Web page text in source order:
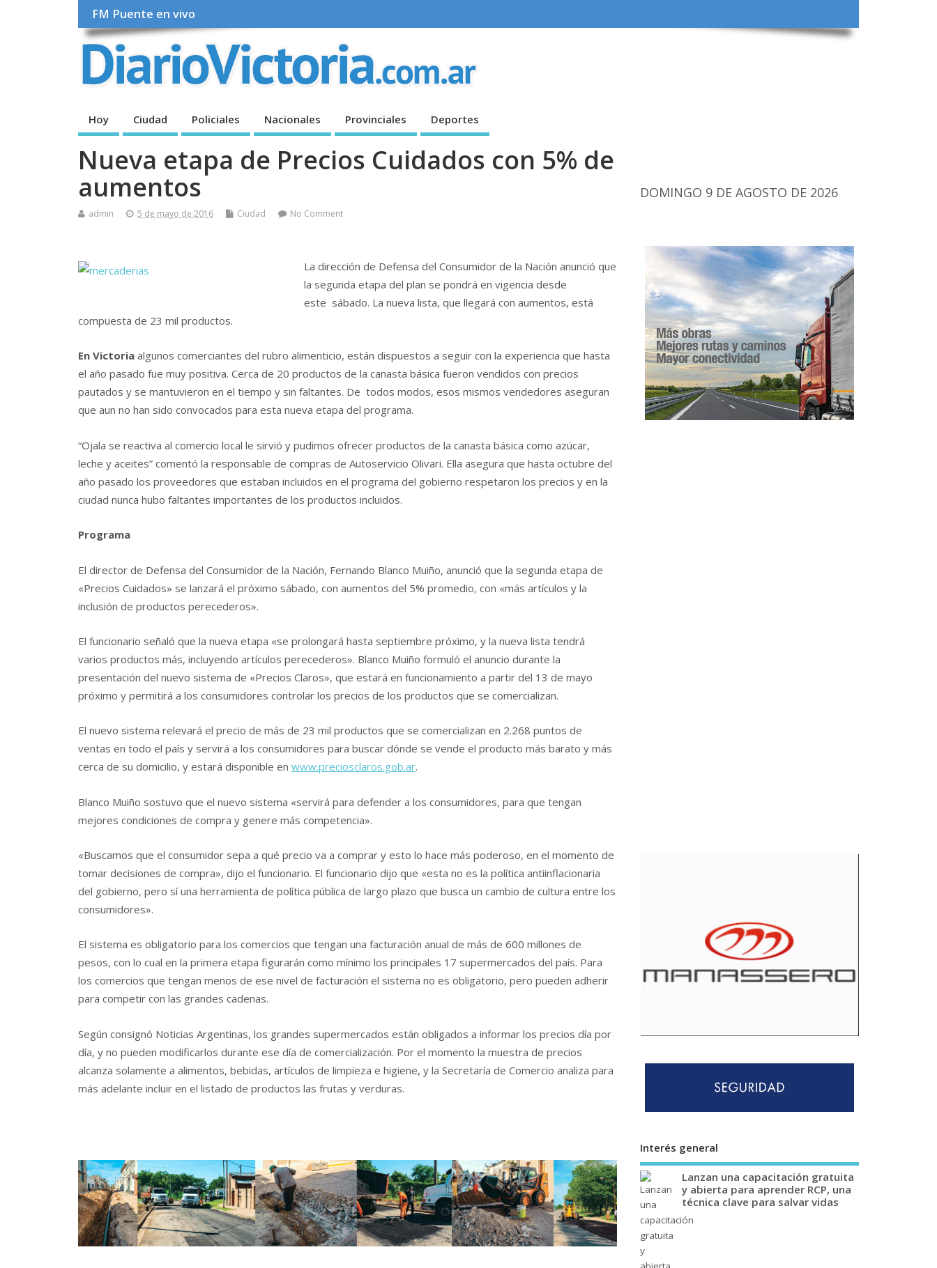
FM Puente en vivo
Hoy Ciudad Policiales Nacionales Provinciales Deportes
Nueva etapa de Precios Cuidados con 5% de
aumentos
admin 5 de mayo de 2016 Ciudad No Comment
La dirección de Defensa del Consumidor de la Nación anunció que
la segunda etapa del plan se pondrá en vigencia desde
este sábado. La nueva lista, que llegará con aumentos, está
compuesta de 23 mil productos.
En Victoria algunos comerciantes del rubro alimenticio, están dispuestos a seguir con la experiencia que hasta
el año pasado fue muy positiva. Cerca de 20 productos de la canasta básica fueron vendidos con precios
pautados y se mantuvieron en el tiempo y sin faltantes. De todos modos, esos mismos vendedores aseguran
que aun no han sido convocados para esta nueva etapa del programa.
“Ojala se reactiva al comercio local le sirvió y pudimos ofrecer productos de la canasta básica como azúcar,
leche y aceites” comentó la responsable de compras de Autoservicio Olivari. Ella asegura que hasta octubre del
año pasado los proveedores que estaban incluidos en el programa del gobierno respetaron los precios y en la
ciudad nunca hubo faltantes importantes de los productos incluidos.
Programa
El director de Defensa del Consumidor de la Nación, Fernando Blanco Muiño, anunció que la segunda etapa de
«Precios Cuidados» se lanzará el próximo sábado, con aumentos del 5% promedio, con «más artículos y la
inclusión de productos perecederos».
El funcionario señaló que la nueva etapa «se prolongará hasta septiembre próximo, y la nueva lista tendrá
varios productos más, incluyendo artículos perecederos». Blanco Muiño formuló el anuncio durante la
presentación del nuevo sistema de «Precios Claros», que estará en funcionamiento a partir del 13 de mayo
próximo y permitirá a los consumidores controlar los precios de los productos que se comercializan.
El nuevo sistema relevará el precio de más de 23 mil productos que se comercializan en 2.268 puntos de
ventas en todo el país y servirá a los consumidores para buscar dónde se vende el producto más barato y más
cerca de su domicilio, y estará disponible en www.preciosclaros.gob.ar.
Blanco Muiño sostuvo que el nuevo sistema «servirá para defender a los consumidores, para que tengan
mejores condiciones de compra y genere más competencia».
«Buscamos que el consumidor sepa a qué precio va a comprar y esto lo hace más poderoso, en el momento de
tomar decisiones de compra», dijo el funcionario. El funcionario dijo que «esta no es la política antiinflacionaria
del gobierno, pero sí una herramienta de política pública de largo plazo que busca un cambio de cultura entre los
consumidores».
El sistema es obligatorio para los comercios que tengan una facturación anual de más de 600 millones de
pesos, con lo cual en la primera etapa figurarán como mínimo los principales 17 supermercados del país. Para
los comercios que tengan menos de ese nivel de facturación el sistema no es obligatorio, pero pueden adherir
para competir con las grandes cadenas.
Según consignó Noticias Argentinas, los grandes supermercados están obligados a informar los precios día por
día, y no pueden modificarlos durante ese día de comercialización. Por el momento la muestra de precios
alcanza solamente a alimentos, bebidas, artículos de limpieza e higiene, y la Secretaría de Comercio analiza para
más adelante incluir en el listado de productos las frutas y verduras.
DOMINGO 9 DE AGOSTO DE 2026
Interés general
Lanzan una capacitación gratuita
y abierta para aprender RCP, una
técnica clave para salvar vidas